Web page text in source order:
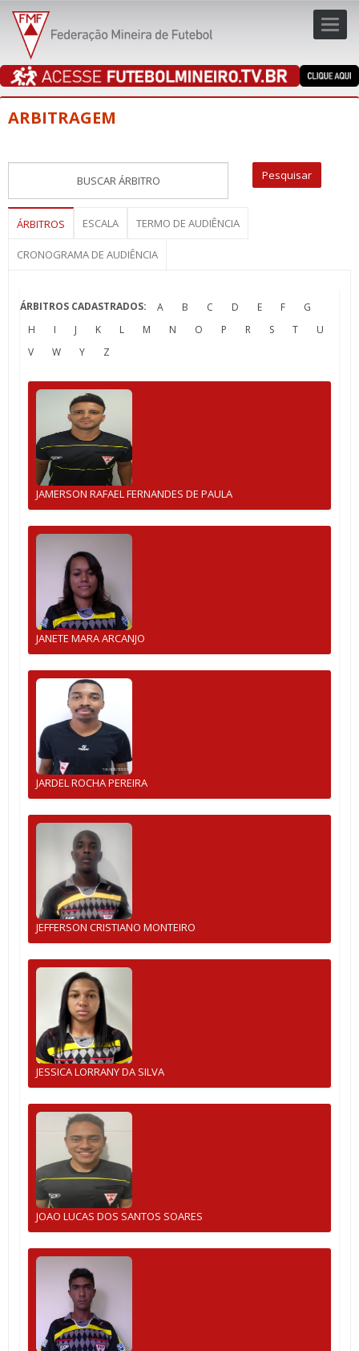
ARBITRAGEM
ÁRBITROS ESCALA TERMO DE AUDIÊNCIA
CRONOGRAMA DE AUDIÊNCIA
ÁRBITROS CADASTRADOS: A B C D E F
G
H
I J K L M N O P R S T
U
V
W Y Z
JAMERSON RAFAEL FERNANDES DE PAULA
JANETE MARA ARCANJO
JARDEL ROCHA PEREIRA
JEFFERSON CRISTIANO MONTEIRO
JESSICA LORRANY DA SILVA
JOAO LUCAS DOS SANTOS SOARES